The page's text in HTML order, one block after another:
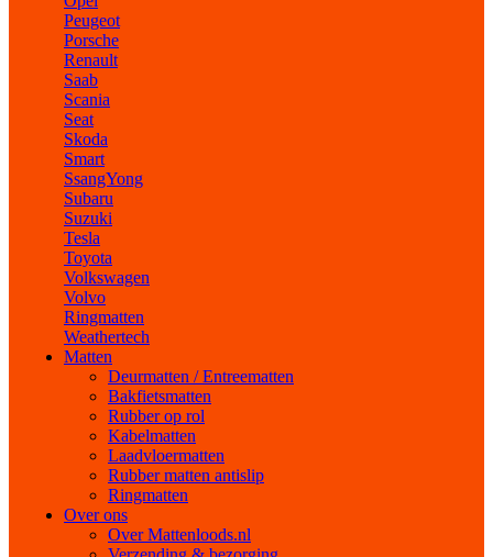
Peugeot
Porsche
Renault
Saab
Scania
Seat
Skoda
Smart
SsangYong
Subaru
Suzuki
Tesla
Toyota
Volkswagen
Volvo
Ringmatten
Weathertech
Matten
Deurmatten / Entreematten
Bakfietsmatten
Rubber op rol
Kabelmatten
Laadvloermatten
Rubber matten antislip
Ringmatten
Over ons
Over Mattenloods.nl